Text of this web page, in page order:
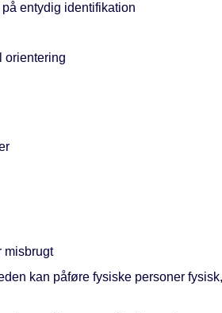
entydig identifikation
orientering
misbrugt
kan påføre fysiske personer